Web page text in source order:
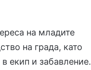
на младите
на града, като
екип и забавление.